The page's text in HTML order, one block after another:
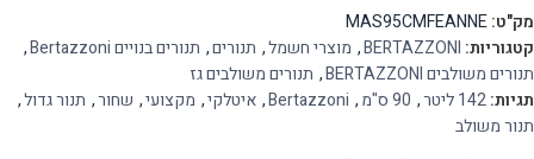
מק"ט:MAS95CMFEANNE
קטגוריות: BERTAZZONI
, מוצרי חשמל, תנורים, תנורים בנויים Bertazzoni
,
תנורים משולבים BERTAZZONI
, תנורים משולבים גז
תגיות:142 ליטר , 90 ס"מ ,
Bertazzoni
, איטלקי, מקצועי, שחור, תנור גדול,
תנור משולב